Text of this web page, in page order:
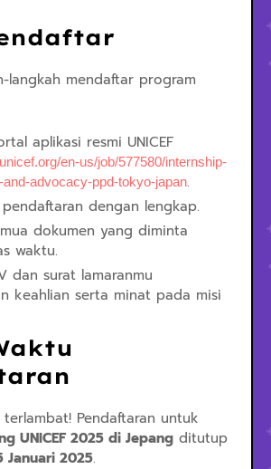
langkah mendaftar program
aplikasi resmi UNICEF
en-us/job/577580/internship-
advocacy-ppd-tokyo-japan.
dengan lengkap.
dokumen yang diminta
waktu.
dan surat lamaranmu
keahlian serta minat pada misi
Pendaftaran untuk
UNICEF 2025 di Jepang ditutup
Januari 2025.